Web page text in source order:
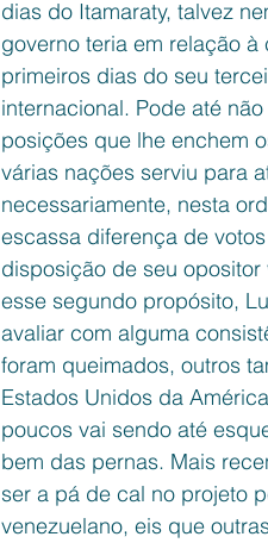
dias do Itamaraty, talvez
governo teria em relação
primeiros dias do seu
internacional. Pode até
posições que lhe enchem
várias nações serviu para
necessariamente, nesta
escassa diferença de
disposição de seu
esse segundo propósito,
avaliar com alguma
foram queimados, outros
Estados Unidos da
poucos vai sendo até
bem das pernas. Mais
ser a pá de cal no projeto
venezuelano, eis que